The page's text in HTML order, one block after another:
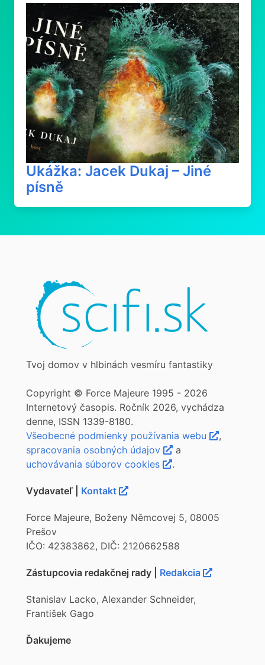
Ukážka: Jacek Dukaj – Jiné
písně
Tvoj domov v hlbinách vesmíru fantastiky
Copyright © Force Majeure 1995 - 2026
Internetový časopis. Ročník 2026, vychádza
denne, ISSN 1339-8180.
Všeobecné podmienky používania webu
,
spracovania osobných údajov
a
uchovávania súborov cookies
.
Vydavateľ | Kontakt
Force Majeure, Boženy Němcovej 5, 08005
Prešov
IČO: 42383862, DIČ: 2120662588
Zástupcovia redakčnej rady | Redakcia
Stanislav Lacko, Alexander Schneider,
František Gago
Ďakujeme